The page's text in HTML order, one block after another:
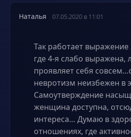
Наталья 07.05.2020 в 11:01
Так работает выражение
где 4-я слабо выражена,
проявляет себя
невротизм неизбежен в
Самоутверждение
женщина доступна,
интереса… Думаю в
отношениях, где